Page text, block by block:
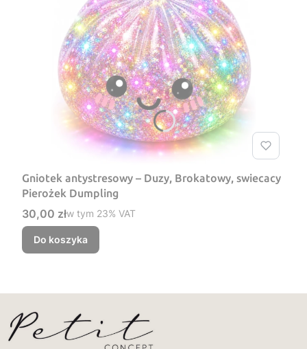
Gniotek antystresowy – Duzy, Brokatowy, swiecacy
Pierożek Dumpling
Cena brutto
30,00 złw tym %s VAT
w tym 23% VAT
Do koszyka